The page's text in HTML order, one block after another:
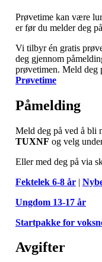
Prøvetime kan være
er før du melder deg
Vi tilbyr én gratis
deg gjennom
prøvetimen. Meld deg
Prøvetime
Påmelding
Meld deg på ved å bli
TUXNF og velg
Eller med deg på via
Fektelek 6-8 år |
Ungdom 13-17 år
Startpakke for
Avgifter